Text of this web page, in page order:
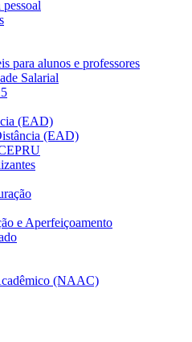
para alunos e professores
Salarial
(EAD)
(EAD)
e Aperfeiçoamento
(NAAC)